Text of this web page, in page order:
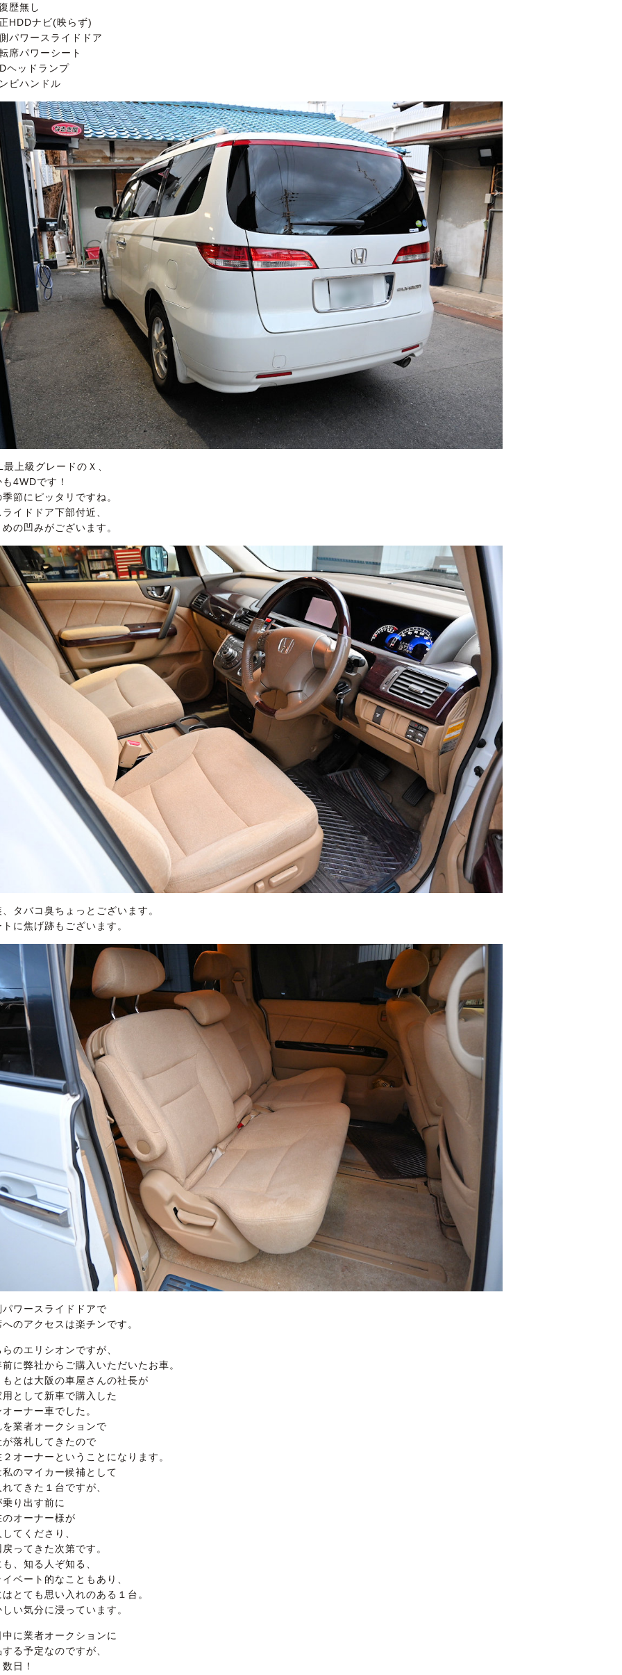
歴無し
HDDナビ(映らず)
パワースライドドア
席パワーシート
ヘッドランプ
ビハンドル
上級グレードのＸ、
4WDです！
節にピッタリですね。
イドドア下部付近、
の凹みがございます。
、タバコ臭ちょっとございます。
に焦げ跡もございます。
パワースライドドアで
へのアクセスは楽チンです。
のエリシオンですが、
前に弊社からご購入いただいたお車。
もとは大阪の車屋さんの社長が
用として新車で購入した
ーナー車でした。
を業者オークションで
が落札してきたので
２オーナーということになります。
私のマイカー候補として
てきた１台ですが、
乗り出す前に
のオーナー様が
てくださり、
ってきた次第です。
、知る人ぞ知る、
ベート的なこともあり、
はとても思い入れのある１台。
い気分に浸っています。
中に業者オークションに
る予定なのですが、
日！